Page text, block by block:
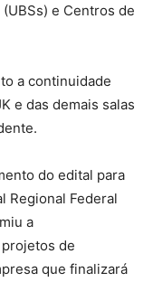
e Centros de
a continuidade
e das demais salas
do edital para
Regional Federal
a
de
que finalizará